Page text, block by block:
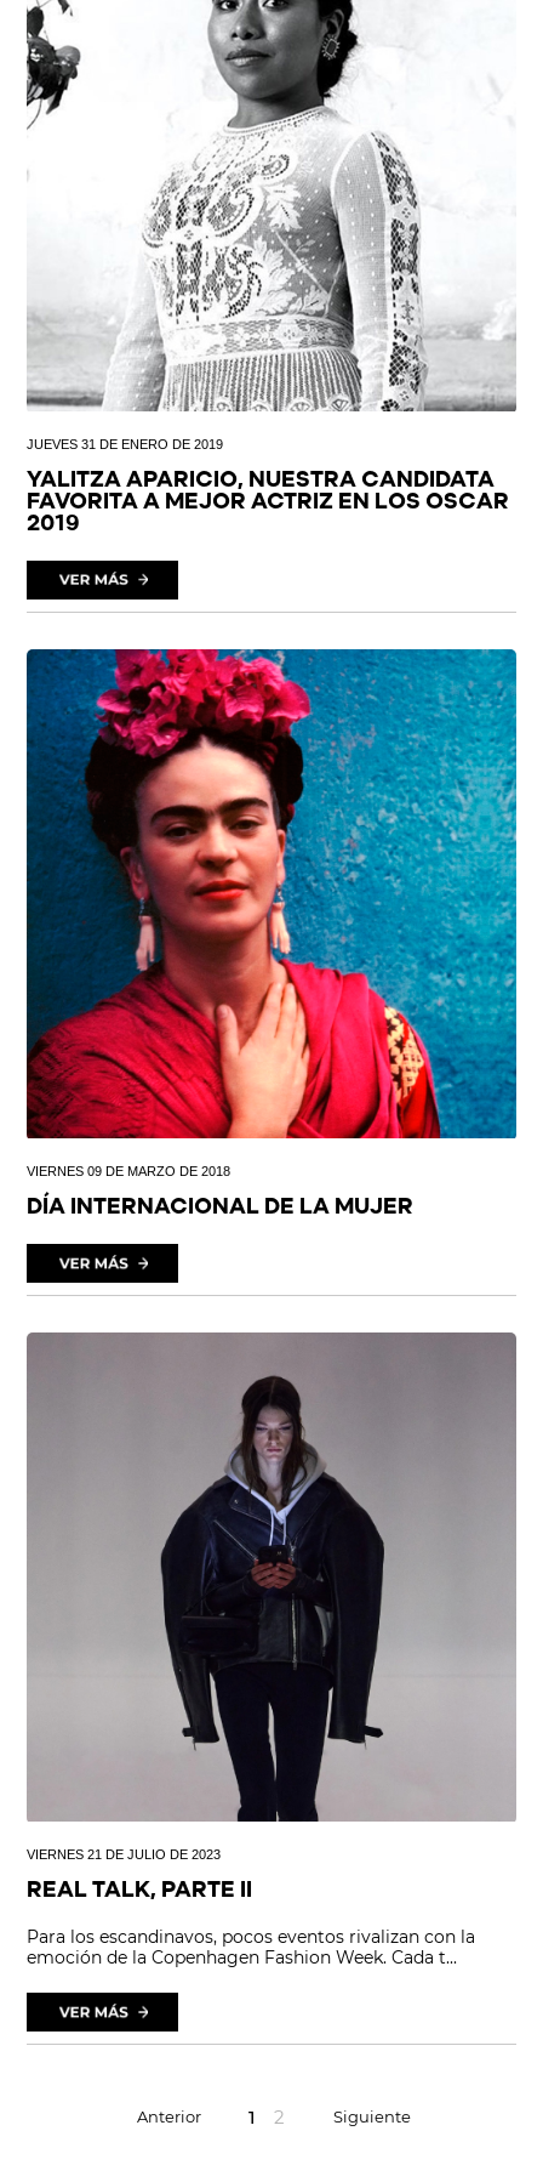
JUEVES 31 DE ENERO DE 2019
YALITZA APARICIO, NUESTRA CANDIDATA
FAVORITA A MEJOR ACTRIZ EN LOS OSCAR
2019
VIERNES 09 DE MARZO DE 2018
DÍA INTERNACIONAL DE LA MUJER
VIERNES 21 DE JULIO DE 2023
REAL TALK, PARTE II
Para los escandinavos, pocos eventos rivalizan con la
emoción de la Copenhagen Fashion Week. Cada t...
Anterior 1 2 Siguiente